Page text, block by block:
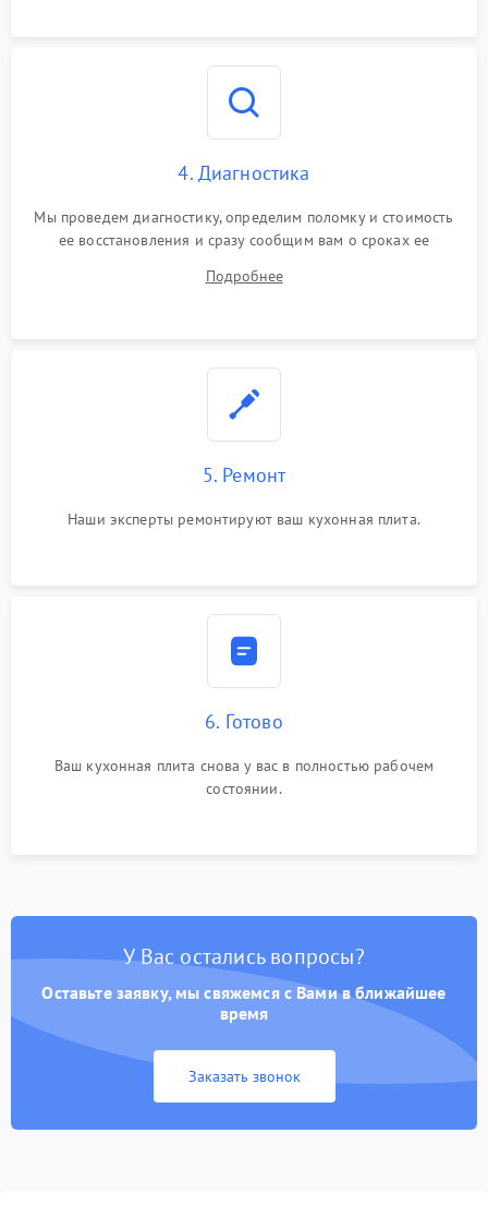
4. Диагностика
Мы проведем диагностику, определим поломку и стоимость
ее восстановления и сразу сообщим вам о сроках ее
Подробнее
5. Ремонт
Наши эксперты ремонтируют ваш кухонная плита.
6. Готово
Ваш кухонная плита снова у вас в полностью рабочем
состоянии.
У Вас остались вопросы?
Оставьте заявку, мы свяжемся с Вами в ближайшее
время
Заказать звонок